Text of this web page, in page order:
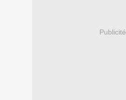
Publicité